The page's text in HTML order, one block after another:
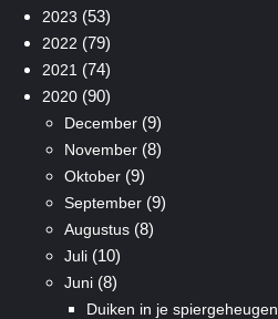
2023 (53)
2022 (79)
2021 (74)
2020(90)
December(9)
November(8)
Oktober(9)
September(9)
Augustus(8)
Juli(10)
Juni(8)
Duiken in je spiergeheugen